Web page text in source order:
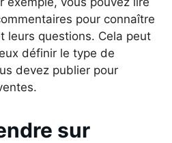
pour connaître
leurs questions. Cela peut
définir le type de
devez publier pour
sur